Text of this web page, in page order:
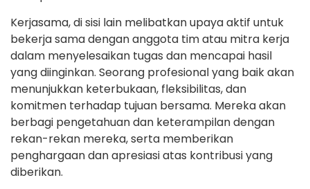
Kerjasama, di sisi lain melibatkan upaya aktif untuk
bekerja sama dengan anggota tim atau mitra kerja
dalam menyelesaikan tugas dan mencapai hasil
yang diinginkan. Seorang profesional yang baik akan
menunjukkan keterbukaan, fleksibilitas, dan
komitmen terhadap tujuan bersama. Mereka akan
berbagi pengetahuan dan keterampilan dengan
rekan-rekan mereka, serta memberikan
penghargaan dan apresiasi atas kontribusi yang
diberikan.